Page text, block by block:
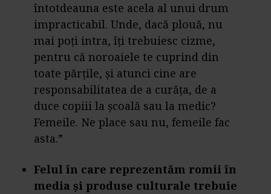
întotdeauna este acela al unui drum
impracticabil. Unde, dacă plouă, nu
mai poți intra, îți trebuiesc cizme,
pentru că noroaiele te cuprind din
toate părțile, și atunci cine are
responsabilitatea de a curăța, de a
duce copiii la școală sau la medic?
Femeile. Ne place sau nu, femeile fac
asta.”
Felul în care reprezentăm romii în
media și produse culturale trebuie